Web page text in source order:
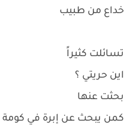
خداع من طبيب
تسائلت كثيراً
اين حريتي ؟
بحثت عنها
كمن يبحث عن إبرة في